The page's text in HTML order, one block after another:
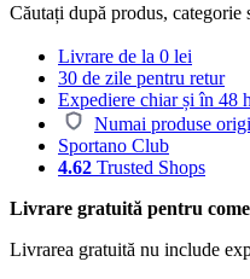
Căutați după produs, categorie
Livrare de la 0 lei
30 de zile pentru retur
Expediere chiar și în 48 h
Numai produse
Sportano Club
4.62 Trusted Shops
Livrare gratuită pentru
Livrarea gratuită nu include